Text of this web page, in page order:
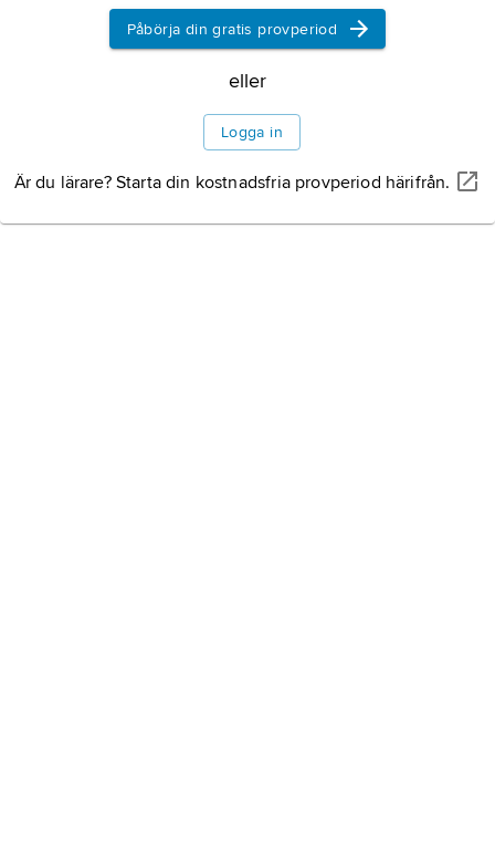
Påbörja din gratis provperiod
eller
Logga in
Är du lärare? Starta din kostnadsfria provperiod härifrån.